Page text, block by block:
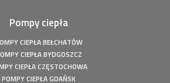
Droszewska - Instalacja fotowoltaiczna
Kalisz - Instalacja fotowoltaiczna o
- Instalacja fotowoltaiczna o
Pompy ciepła
CIEPŁA BEŁCHATÓW
CIEPŁA BYDGOSZCZ
CIEPŁA CZĘSTOCHOWA
POMPY CIEPŁA GDAŃSK